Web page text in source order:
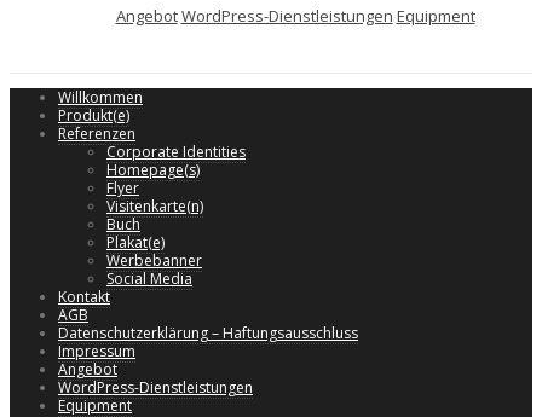
AngebotWordPress-Dienstleistungen Equipment
Willkommen
Produkt(e)
Referenzen
Corporate Identities
Homepage(s)
Flyer
Visitenkarte(n)
Buch
Plakat(e)
Werbebanner
Social Media
Kontakt
AGB
Datenschutzerklärung – Haftungsausschluss
Impressum
Angebot
WordPress-Dienstleistungen
Equipment